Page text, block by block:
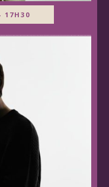
17H30